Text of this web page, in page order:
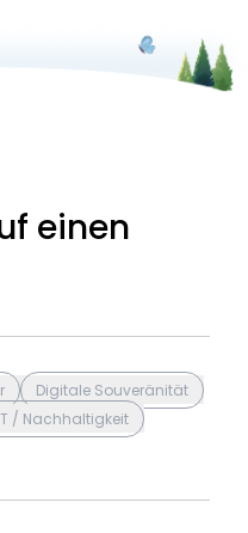
einen
Digitale Souveränität
/ Nachhaltigkeit